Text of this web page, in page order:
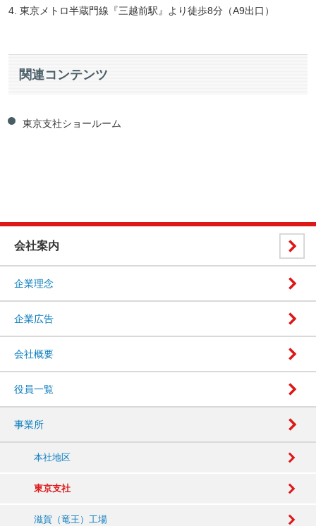
4. 東京メトロ半蔵門線『三越前駅』より徒歩8分（A9出口）
関連コンテンツ
東京支社ショールーム
会社案内
企業理念
企業広告
会社概要
役員一覧
事業所
本社地区
東京支社
滋賀（竜王）工場